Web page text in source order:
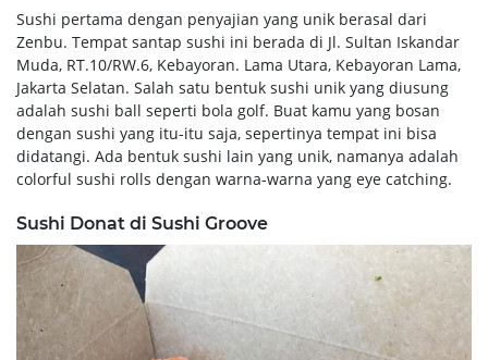
Sushi pertama dengan penyajian yang unik berasal dari
Zenbu. Tempat santap sushi ini berada di Jl. Sultan Iskandar
Muda, RT.10/RW.6, Kebayoran. Lama Utara, Kebayoran Lama,
Jakarta Selatan. Salah satu bentuk sushi unik yang diusung
adalah sushi ball seperti bola golf. Buat kamu yang bosan
dengan sushi yang itu-itu saja, sepertinya tempat ini bisa
didatangi. Ada bentuk sushi lain yang unik, namanya adalah
colorful sushi rolls dengan warna-warna yang eye catching.
Sushi Donat di Sushi Groove